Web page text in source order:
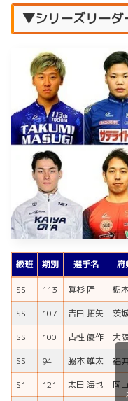
▼シリーズリーダ
級班 期別 選手名 府
SS 113 眞杉 匠 栃
SS
107 吉田 拓矢 茨
SS
100 古性 優作 大
SS
94 脇本 雄太 福
S1
121 太田 海也 岡山